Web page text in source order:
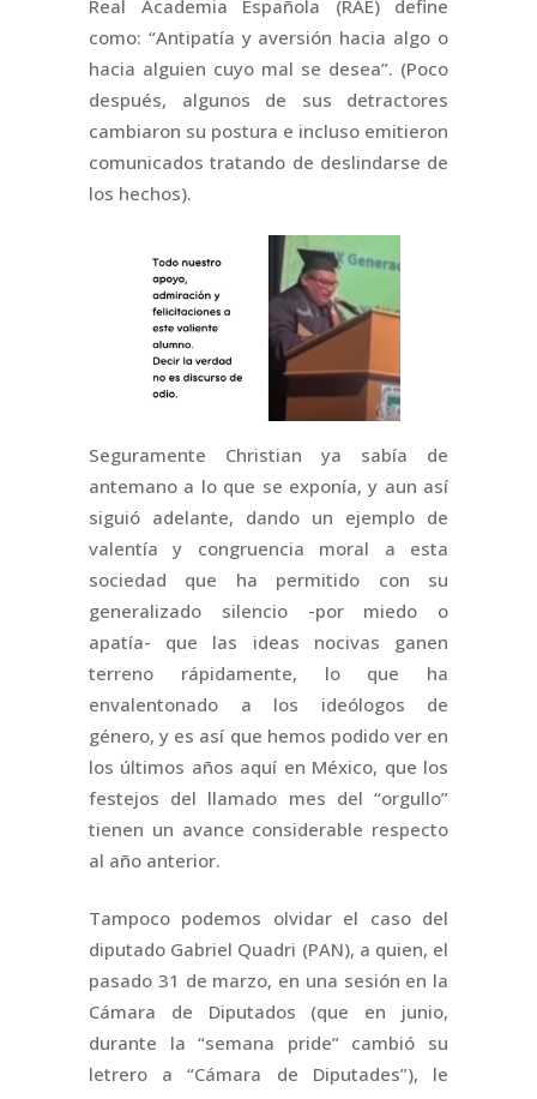
Real Academia Española (RAE) define
como: “Antipatía y aversión hacia algo o
hacia alguien cuyo mal se desea”. (Poco
después, algunos de sus detractores
cambiaron su postura e incluso emitieron
comunicados tratando de deslindarse de
los hechos).
Seguramente Christian ya sabía de
antemano a lo que se exponía, y aun así
siguió adelante, dando un ejemplo de
valentía y congruencia moral a esta
sociedad que ha permitido con su
generalizado silencio -por miedo o
apatía- que las ideas nocivas ganen
terreno rápidamente, lo que ha
envalentonado a los ideólogos de
género, y es así que hemos podido ver en
los últimos años aquí en México, que los
festejos del llamado mes del “orgullo”
tienen un avance considerable respecto
al año anterior.
Tampoco podemos olvidar el caso del
diputado Gabriel Quadri (PAN), a quien, el
pasado 31 de marzo, en una sesión en la
Cámara de Diputados (que en junio,
durante la “semana pride” cambió su
letrero a “Cámara de Diputades”), le